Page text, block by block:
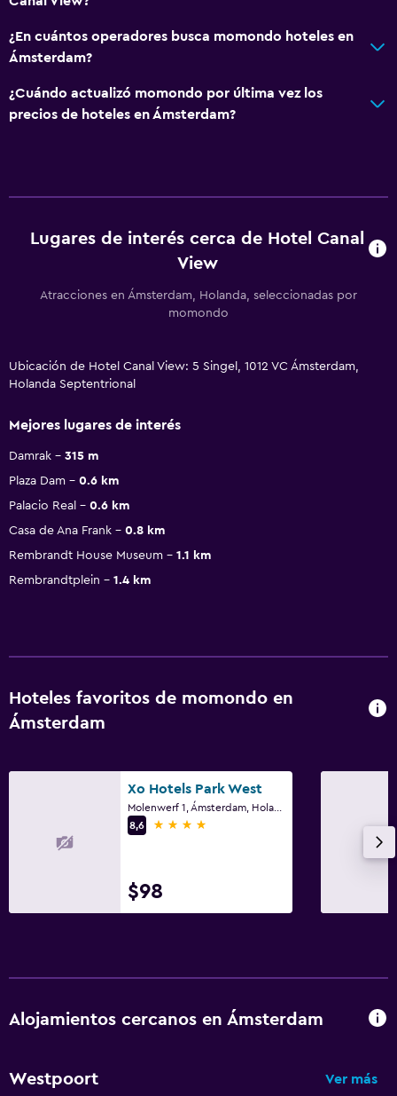
¿En cuántos operadores busca momondo hoteles en
Ámsterdam?
¿Cuándo actualizó momondo por última vez los
precios de hoteles en Ámsterdam?
Lugares de interés cerca de Hotel Canal
View
Atracciones en Ámsterdam, Holanda, seleccionadas por
momondo
Ubicación de Hotel Canal View: 5 Singel, 1012 VC Ámsterdam,
Holanda Septentrional
Mejores lugares de interés
Damrak
315 m
Plaza Dam
0.6 km
Palacio Real
0.6 km
Casa de Ana Frank
0.8 km
Rembrandt House Museum
1.1 km
Rembrandtplein
1.4 km
Hoteles favoritos de momondo en
Ámsterdam
Xo Hotels Park West
8,6
4 estrellas
$98
Alojamientos cercanos en Ámsterdam
Westpoort Ver más